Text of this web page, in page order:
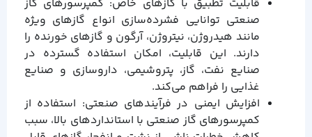
قابلیت تطبیق با گازهای خاص: کمپرسورهای گاز
صنعتی توانایی فشرده‌سازی انواع گازهای ویژه
مانند هیدروژن، نیتروژن، آرگون و گازهای خورنده را
دارند. این قابلیت، امکان استفاده گسترده در
صنایع نفت، گاز، پتروشیمی، داروسازی و صنایع
غذایی را فراهم می‌کند.
افزایش ایمنی در فرآیندهای صنعتی: استفاده از
کمپرسورهای گاز صنعتی با استانداردهای بالا، سبب